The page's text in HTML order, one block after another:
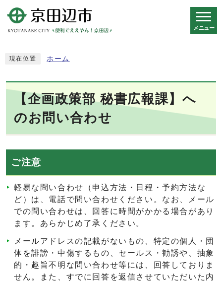
メニュー
現在位置 ホーム
【企画政策部 秘書広報課】へ
のお問い合わせ
ご注意
軽易な問い合わせ（申込方法・日程・予約方法な
ど）は、電話で問い合わせください。なお、メール
での問い合わせは、回答に時間がかかる場合があり
ます。あらかじめ了承ください。
メールアドレスの記載がないもの、特定の個人・団
体を誹謗・中傷するもの、セールス・勧誘や、抽象
的・趣旨不明な問い合わせ等には、回答しておりま
せん。また、すでに回答を返信させていただいた内